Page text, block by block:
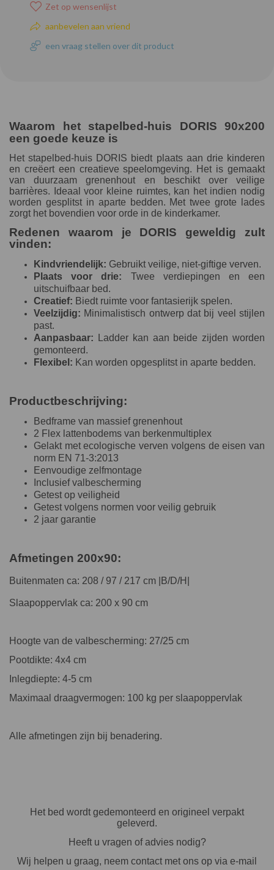
Zet op wensenlijst
aanbevelen aan vriend
een vraag stellen over dit product
Waarom het stapelbed-huis DORIS 90x200
een goede keuze is
Het stapelbed-huis DORIS biedt plaats aan drie kinderen
en creëert een creatieve speelomgeving. Het is gemaakt
van duurzaam grenenhout en beschikt over veilige
barrières. Ideaal voor kleine ruimtes, kan het indien nodig
worden gesplitst in aparte bedden. Met twee grote lades
zorgt het bovendien voor orde in de kinderkamer.
Redenen waarom je DORIS geweldig zult
vinden:
Kindvriendelijk: Gebruikt veilige, niet-giftige verven.
Plaats voor drie: Twee verdiepingen en een
uitschuifbaar bed.
Creatief: Biedt ruimte voor fantasierijk spelen.
Veelzijdig: Minimalistisch ontwerp dat bij veel stijlen
past.
Aanpasbaar: Ladder kan aan beide zijden worden
gemonteerd.
Flexibel: Kan worden opgesplitst in aparte bedden.
Productbeschrijving:
Bedframe van massief grenenhout
2 Flex lattenbodems van berkenmultiplex
Gelakt met ecologische verven volgens de eisen van
norm EN 71-3:2013
Eenvoudige zelfmontage
Inclusief valbescherming
Getest op veiligheid
Getest volgens normen voor veilig gebruik
2 jaar garantie
Afmetingen 200x90:
Buitenmaten ca: 208 / 97 / 217 cm |B/D/H|
Slaapoppervlak ca: 200 x 90 cm
Hoogte van de valbescherming: 27/25 cm
Pootdikte: 4x4 cm
Inlegdiepte: 4-5 cm
Maximaal draagvermogen: 100 kg per slaapoppervlak
Alle afmetingen zijn bij benadering.
Het bed wordt gedemonteerd en origineel verpakt
geleverd.
Heeft u vragen of advies nodig?
Wij helpen u graag, neem contact met ons op via e-mail